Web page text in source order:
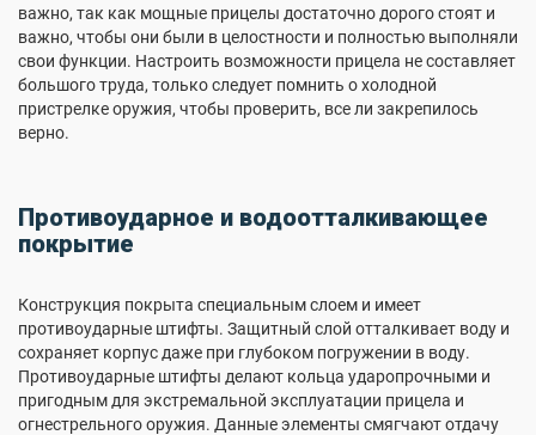
важно, так как мощные прицелы достаточно дорого стоят и
важно, чтобы они были в целостности и полностью выполняли
свои функции. Настроить возможности прицела не составляет
большого труда, только следует помнить о холодной
пристрелке оружия, чтобы проверить, все ли закрепилось
верно.
Противоударное и водоотталкивающее
покрытие
Конструкция покрыта специальным слоем и имеет
противоударные штифты. Защитный слой отталкивает воду и
сохраняет корпус даже при глубоком погружении в воду.
Противоударные штифты делают кольца ударопрочными и
пригодным для экстремальной эксплуатации прицела и
огнестрельного оружия. Данные элементы смягчают отдачу